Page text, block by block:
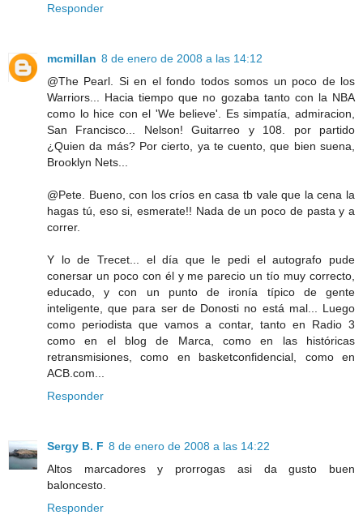
Responder
mcmillan 8 de enero de 2008 a las 14:12
@The Pearl. Si en el fondo todos somos un poco de los
Warriors... Hacia tiempo que no gozaba tanto con la NBA
como lo hice con el 'We believe'. Es simpatía, admiracion,
San Francisco... Nelson! Guitarreo y 108. por partido
¿Quien da más? Por cierto, ya te cuento, que bien suena,
Brooklyn Nets...
@Pete. Bueno, con los críos en casa tb vale que la cena la
hagas tú, eso si, esmerate!! Nada de un poco de pasta y a
correr.
Y lo de Trecet... el día que le pedi el autografo pude
conersar un poco con él y me parecio un tío muy correcto,
educado, y con un punto de ironía típico de gente
inteligente, que para ser de Donosti no está mal... Luego
como periodista que vamos a contar, tanto en Radio 3
como en el blog de Marca, como en las históricas
retransmisiones, como en basketconfidencial, como en
ACB.com...
Responder
Sergy B. F 8 de enero de 2008 a las 14:22
Altos marcadores y prorrogas asi da gusto buen
baloncesto.
Responder